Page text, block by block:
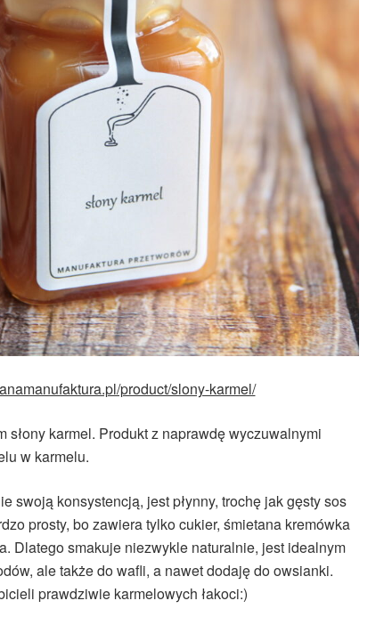
product/slony-karmel/
słony karmel. Produkt z naprawdę wyczuwalnymi
w karmelu.
swoją konsystencją, jest płynny, trochę jak gęsty sos
prosty, bo zawiera tylko cukier, śmietana kremówka
Dlatego smakuje niezwykle naturalnie, jest idealnym
ale także do wafli, a nawet dodaję do owsianki.
prawdziwie karmelowych łakoci:)